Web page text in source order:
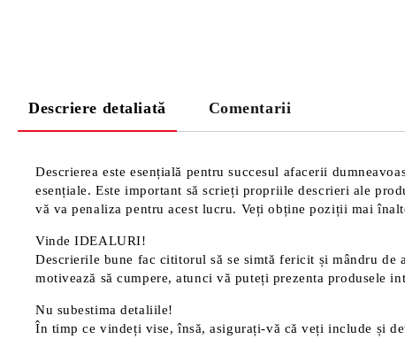
Descriere detaliată Comentarii
Descrierea este esențială pentru succesul afacerii
esențiale. Este important să scrieți propriile descrieri ale
vă va penaliza pentru acest lucru. Veți obține poziții mai
Vinde IDEALURI!
Descrierile bune fac cititorul să se simtă fericit și mândru
motivează să cumpere, atunci vă puteți prezenta produsele
Nu subestima detaliile!
În timp ce vindeți vise, însă, asigurați-vă că veți include și